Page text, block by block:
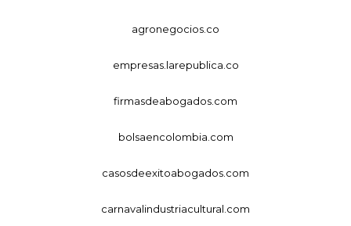
agronegocios.co
empresas.larepublica.co
firmasdeabogados.com
bolsaencolombia.com
casosdeexitoabogados.com
carnavalindustriacultural.com